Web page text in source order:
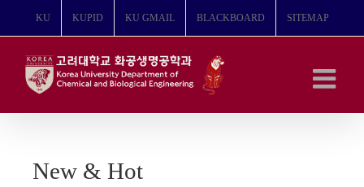
뛰
KU KUPID KU GMAIL BLACKBOARD SITEMAP
New & Hot